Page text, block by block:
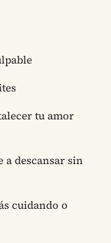
tu amor
a descansar sin
cuidando o